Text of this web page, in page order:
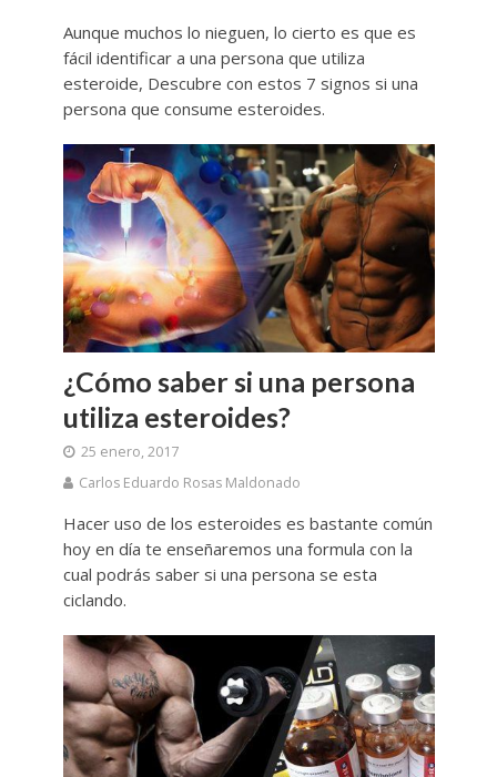
Aunque muchos lo nieguen, lo cierto es que es
fácil identificar a una persona que utiliza
esteroide, Descubre con estos 7 signos si una
persona que consume esteroides.
¿Cómo saber si una persona
utiliza esteroides?
25 enero, 2017
Carlos Eduardo Rosas Maldonado
Hacer uso de los esteroides es bastante común
hoy en día te enseñaremos una formula con la
cual podrás saber si una persona se esta
ciclando.